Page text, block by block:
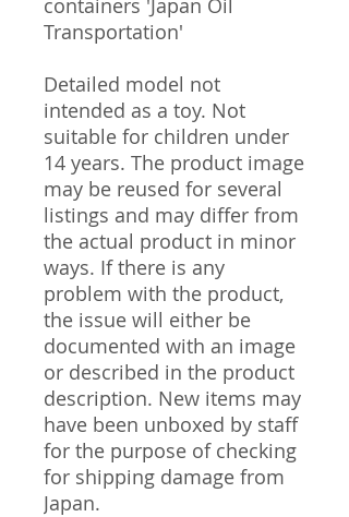
containers 'Japan Oil
Transportation'
Detailed model not
intended as a toy. Not
suitable for children under
14 years. The product image
may be reused for several
listings and may differ from
the actual product in minor
ways. If there is any
problem with the product,
the issue will either be
documented with an image
or described in the product
description. New items may
have been unboxed by staff
for the purpose of checking
for shipping damage from
Japan.